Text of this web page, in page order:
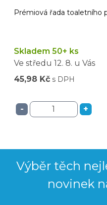
Prémiová řada toaletního
Skladem 50+ ks
Ve středu 12. 8. u Vás
45,98 Kč s DPH
- +
Výběr těch
novinek